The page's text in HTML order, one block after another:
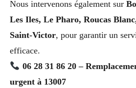
Nous intervenons également sur
Les Iles, Le Pharo, Roucas
Saint-Victor, pour garantir un
efficace.
06 28 31 86 20 –
urgent à 13007